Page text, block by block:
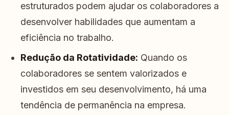
estruturados podem ajudar os colaboradores a
desenvolver habilidades que aumentam a
eficiência no trabalho.
Redução da Rotatividade: Quando os
colaboradores se sentem valorizados e
investidos em seu desenvolvimento, há uma
tendência de permanência na empresa.